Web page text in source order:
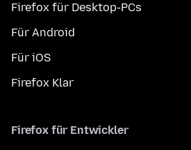
Firefox für Desktop-PCs
Für Android
Für iOS
Firefox Klar
Firefox für Entwickler